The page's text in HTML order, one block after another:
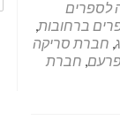
לספרים
ברחובות,
, חברת סריקה
, חברת